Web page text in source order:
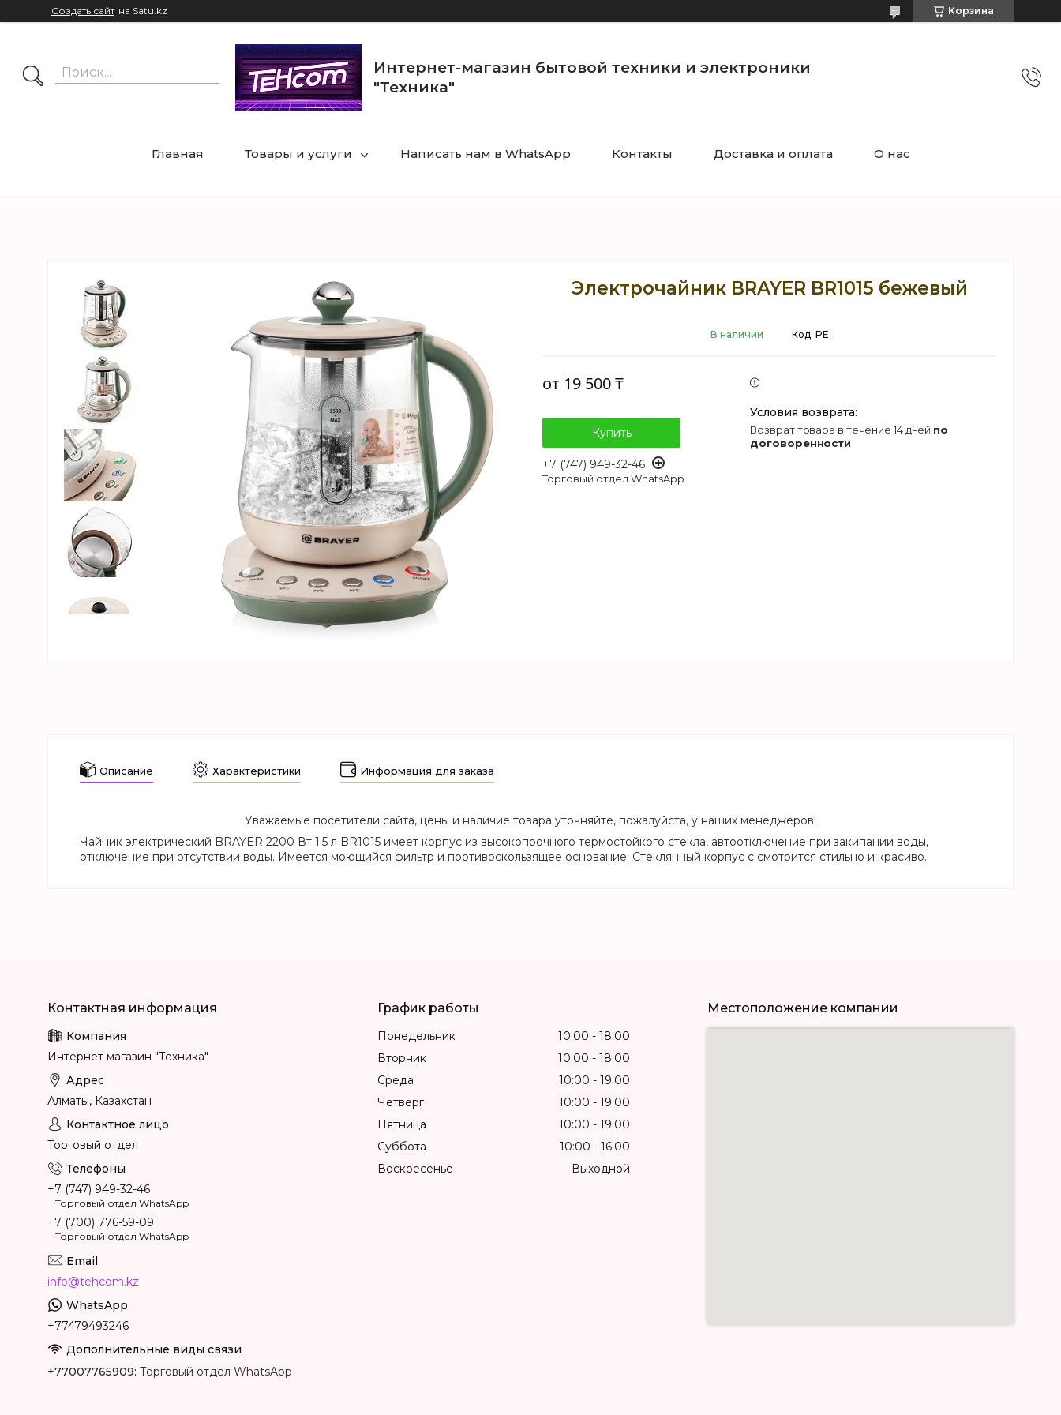
Создать сайт на Satu.kz Корзина
Интернет-магазин бытовой техники и электроники
"Техника"
Главная Товары и услуги Написать нам в WhatsApp Контакты Доставка и оплата О нас
Электрочайник BRAYER BR1015 бежевый
В наличии Код: PE
от 19 500 ₸
Купить
+7 (747) 949-32-46
Торговый отдел WhatsApp
возврат товара в течение 14 дней по
договоренности
Описание Характеристики Информация для заказа
Уважаемые посетители сайта, цены и наличие товара уточняйте, пожалуйста, у наших менеджеров!
Чайник электрический BRAYER 2200 Вт 1.5 л BR1015 имеет корпус из высокопрочного термостойкого стекла, автоотключение при закипании воды,
отключение при отсутствии воды. Имеется моющийся фильтр и противоскользящее основание. Стеклянный корпус с смотрится стильно и красиво.
Интернет магазин "Техника"
Алматы, Казахстан
Торговый отдел
+7 (747) 949-32-46
Торговый отдел WhatsApp
+7 (700) 776-59-09
Торговый отдел WhatsApp
info@tehcom.kz
+77479493246
+77007765909 Торговый отдел WhatsApp
График работы
Понедельник 10:00
18:00
Вторник
10:00
18:00
Среда
10:00
19:00
Четверг
10:00
19:00
Пятница
10:00
19:00
Суббота
10:00
16:00
Воскресенье
Выходной
Местоположение компании